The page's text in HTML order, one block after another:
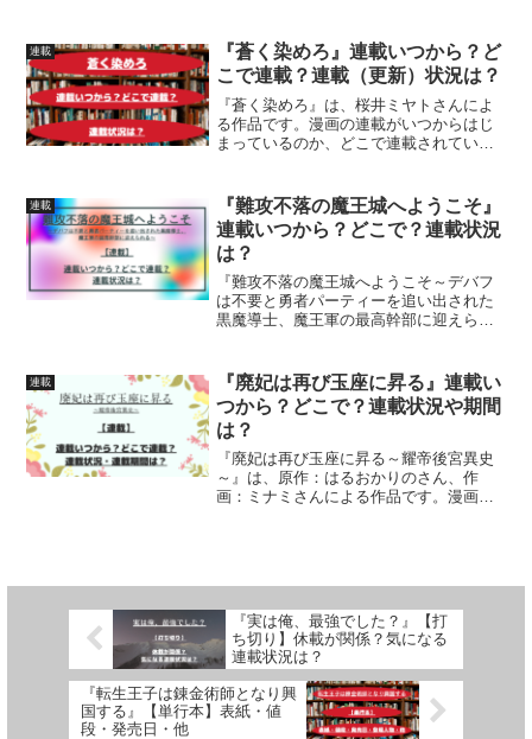
の連載がいつからはじまったのか、どこ
で連載されているのか...
連載
『蒼く染めろ』連載いつから？ど
こで連載？連載（更新）状況は？
『蒼く染めろ』は、桜井ミヤトさんによ
る作品です。漫画の連載がいつからはじ
まっているのか、どこで連載されている
連載
『難攻不落の魔王城へようこそ』
連載いつから？どこで？連載状況
は？
『難攻不落の魔王城へようこそ～デバフ
は不要と勇者パーティーを追い出された
黒魔導士、魔王軍の最高幹部に迎えられ
ん、キャラクター原案：ユウヒさんによ
る作品です。漫画の連載が...
連載
『廃妃は再び玉座に昇る』連載い
つから？どこで？連載状況や期間
は？
『廃妃は再び玉座に昇る～耀帝後宮異史
～』は、原作：はるおかりのさん、作
画：ミナミさんによる作品です。漫画の
『実は俺、最強でした？』【打
ち切り】休載が関係？気になる
連載状況は？
『転生王子は錬金術師となり興
国する』【単行本】表紙・値
段・発売日・他